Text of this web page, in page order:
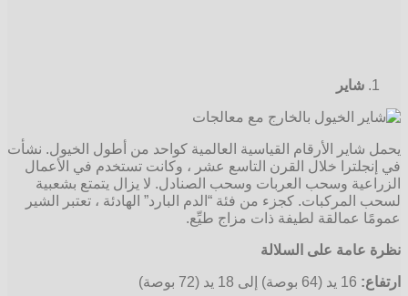
شاير
يحمل شاير الأرقام القياسية العالمية كواحد من أطول الخيول. نشأت
في إنجلترا خلال القرن التاسع عشر ، وكانت تستخدم في الأعمال
الزراعية وسحب العربات وسحب الصنادل. لا يزال يتمتع بشعبية
لسحب المركبات. كجزء من فئة “الدم البارد” الهادئة ، تعتبر الشير
عمومًا عمالقة لطيفة ذات مزاج طيِّع.
نظرة عامة على السلالة
ارتفاع: